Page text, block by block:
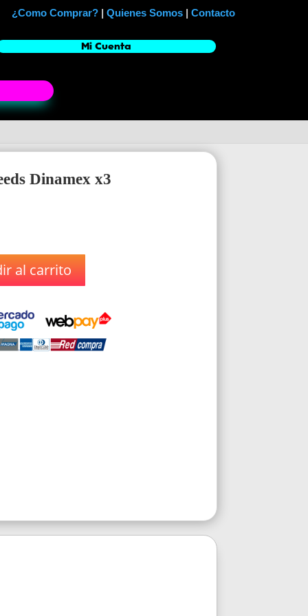
¿Como Comprar? |Quienes Somos |Contacto
Mi Cuenta
Dinamex x3
al carrito